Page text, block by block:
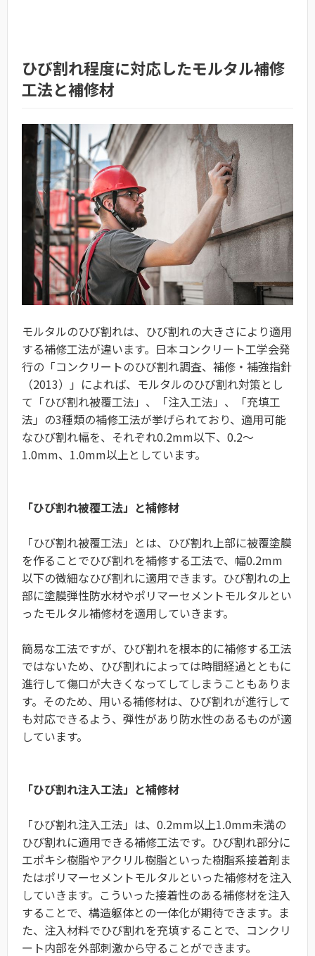
ひび割れ程度に対応したモルタル補修
工法と補修材
モルタルのひび割れは、ひび割れの大きさにより適用
する補修工法が違います。日本コンクリート工学会発
行の「コンクリートのひび割れ調査、補修・補強指針
（2013）」によれば、モルタルのひび割れ対策とし
て「ひび割れ被覆工法」、「注入工法」、「充填工
法」の3種類の補修工法が挙げられており、適用可能
なひび割れ幅を、それぞれ0.2mm以下、0.2～
1.0mm、1.0mm以上としています。
「ひび割れ被覆工法」と補修材
「ひび割れ被覆工法」とは、ひび割れ上部に被覆塗膜
を作ることでひび割れを補修する工法で、幅0.2mm
以下の微細なひび割れに適用できます。ひび割れの上
部に塗膜弾性防水材やポリマーセメントモルタルとい
ったモルタル補修材を適用していきます。
簡易な工法ですが、ひび割れを根本的に補修する工法
ではないため、ひび割れによっては時間経過とともに
進行して傷口が大きくなってしてしまうこともありま
す。そのため、用いる補修材は、ひび割れが進行して
も対応できるよう、弾性があり防水性のあるものが適
しています。
「ひび割れ注入工法」と補修材
「ひび割れ注入工法」は、0.2mm以上1.0mm未満の
ひび割れに適用できる補修工法です。ひび割れ部分に
エポキシ樹脂やアクリル樹脂といった樹脂系接着剤ま
たはポリマーセメントモルタルといった補修材を注入
していきます。こういった接着性のある補修材を注入
することで、構造躯体との一体化が期待できます。ま
た、注入材料でひび割れを充填することで、コンクリ
ート内部を外部刺激から守ることができます。